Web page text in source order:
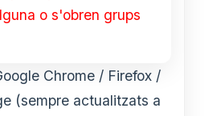
o s'obren grups
Chrome / Firefox /
(sempre actualitzats a